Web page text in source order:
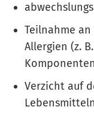
Teilnahme
Allergien (z.
Verzicht auf